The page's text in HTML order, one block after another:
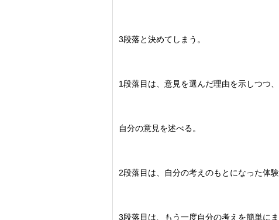
3段落と決めてしまう。
1段落目は、意見を選んだ理由を示しつつ、
自分の意見を述べる。
2段落目は、自分の考えのもとになった体験
3段落目は、もう一度自分の考えを簡単にま